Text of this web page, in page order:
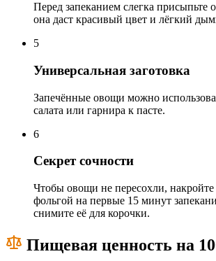
Перед запеканием слегка присыпьте
она даст красивый цвет и лёгкий
5
Универсальная заготовка
Запечённые овощи можно
салата или гарнира к пасте.
6
Секрет сочности
Чтобы овощи не пересохли, накройте
фольгой на первые 15 минут
снимите её для корочки.
Пищевая ценность на